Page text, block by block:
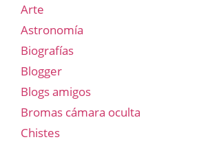
Arte
Astronomía
Biografías
Blogger
Blogs amigos
Bromas cámara oculta
Chistes